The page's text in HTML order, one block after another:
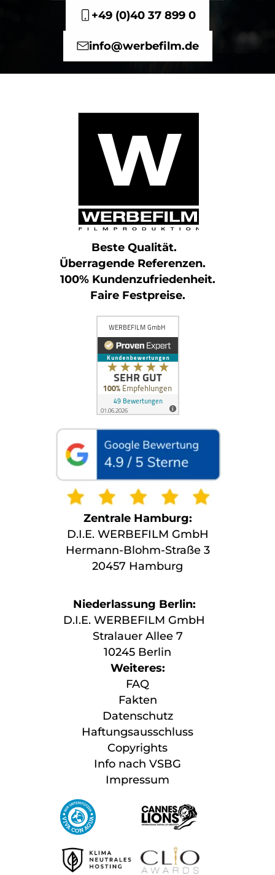
+49 (0)40 37 899 0
info@werbefilm.de
Beste Qualität.
Überragende Referenzen.
100% Kundenzufriedenheit.
Faire Festpreise.
Zentrale Hamburg:
D.I.E. WERBEFILM GmbH
Hermann-Blohm-Straße 3
20457 Hamburg
Niederlassung Berlin:
D.I.E. WERBEFILM GmbH
Stralauer Allee 7
10245 Berlin
Weiteres:
FAQ
Fakten
Datenschutz
Haftungsausschluss
Copyrights
Info nach VSBG
Impressum